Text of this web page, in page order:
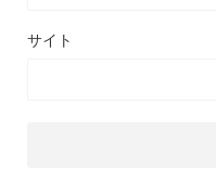
サイト